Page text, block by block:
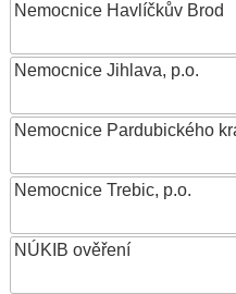
Nemocnice Havlíčkův Brod
Nemocnice Jihlava, p.o.
Nemocnice Pardubického
Nemocnice Trebic, p.o.
NÚKIB ověření